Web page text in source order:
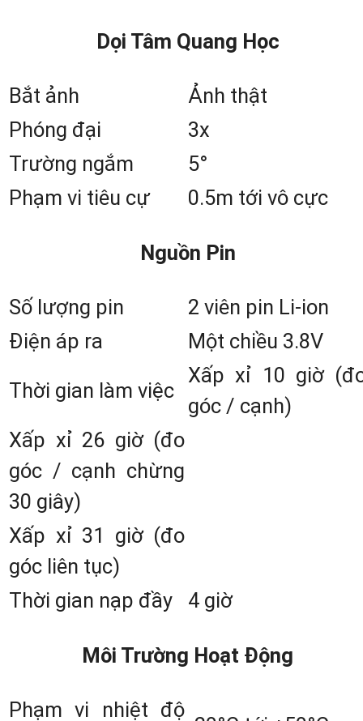
máy Nikon Nivo M-Series
Độ chính xác đo góc
dạng:
2″, 3″, 5″ tùy phiên
điều này giúp máy đáp
nhau.
không gương 500m, đo
5000m.
Hỗ trợ phần mềm điều
Survey Pro Field,
Basic, Layout Pro Field.
Sử dụng đơn giản:
dễ sử dụng. Các
trình đo gán theo từng
ngay ngoài bàn phím.
chóng, thuận tiện.
Dọi Tâm Quang Học
Bắt ảnh
Ảnh thật
Phóng đại
3x
Trường ngắm
5°
Phạm vi tiêu cự
0.5m tới vô cực
Nguồn Pin
Số lượng pin
2 viên pin Li-ion
Điện áp ra
Một chiều 3.8V
Thời gian làm việc
Xấp xỉ 10 giờ
góc / cạnh)
Xấp xỉ 26 giờ (đo
góc / cạnh chừng
30 giây)
Xấp xỉ 31 giờ (đo
góc liên tục)
Thời gian nạp đầy
4 giờ
Môi Trường Hoạt Động
Phạm vi nhiệt độ